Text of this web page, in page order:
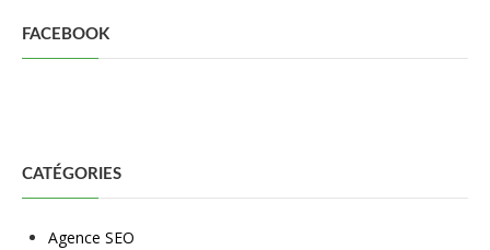
FACEBOOK
CATÉGORIES
Agence SEO